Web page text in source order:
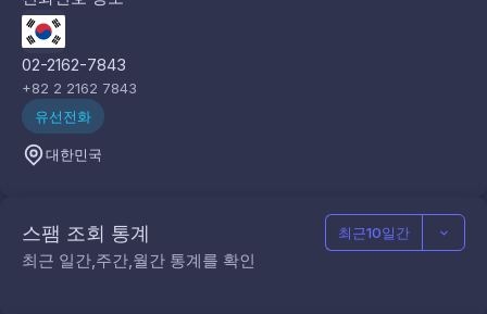
02-2162-7843
+82 2 2162 7843
유선전화
대한민국
스팸 조회 통계
최근 일간,주간,월간 통계를 확인
최근10일간